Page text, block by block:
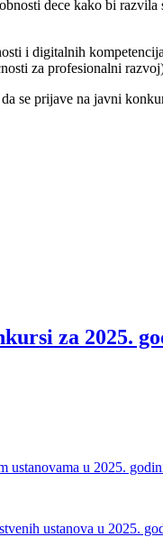
dece kako bi
i digitalnih
za profesionalni
se prijave na javni
za 2025.
ustanovama u 2025.
ustanova u 2025.